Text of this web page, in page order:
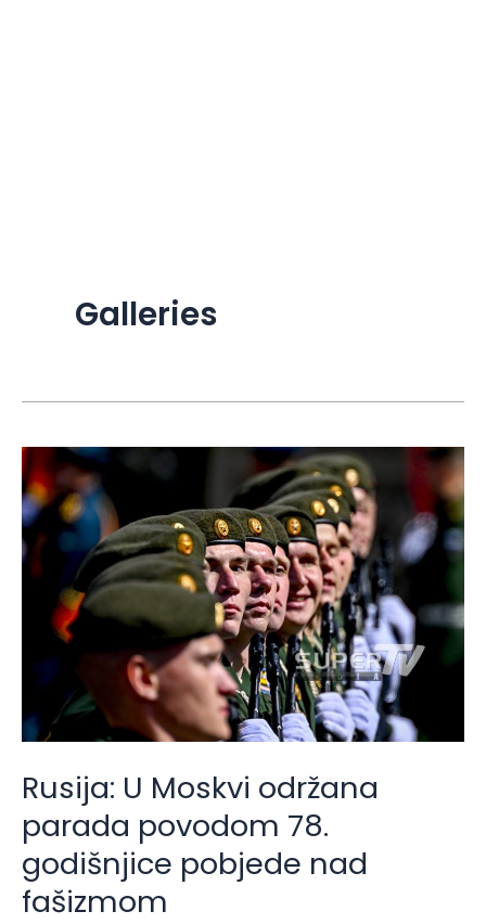
Galleries
Rusija: U Moskvi održana
parada povodom 78.
godišnjice pobjede nad
fašizmom
Rusija:
U
Moskvi
održana
parada
povodom
78.
godišnjice
pobjede
fašizmom